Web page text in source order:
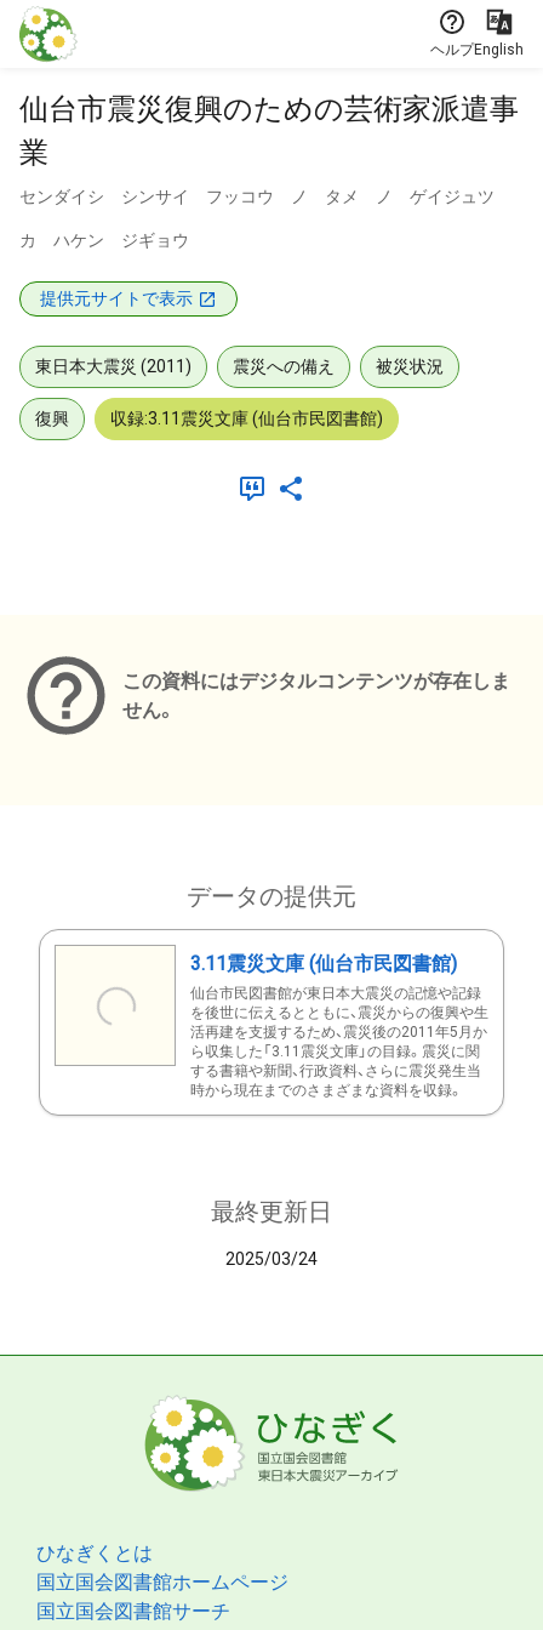
本文に飛ぶ
ヘルプEnglish
仙台市震災復興のための芸術家派遣事
業
センダイシ シンサイ フッコウ ノ タメ ノ ゲイジュツ
カ ハケン ジギョウ
提供元サイトで表示
東日本大震災 (2011) 震災への備え 被災状況
復興 収録:3.11震災文庫 (仙台市民図書館)
この資料にはデジタルコンテンツが存在しま
せん。
データの提供元
3.11震災文庫 (仙台市民図書館)
仙台市民図書館が東日本大震災の記憶や記録
を後世に伝えるとともに、震災からの復興や生
活再建を支援するため、震災後の2011年5月か
ら収集した「3.11震災文庫」の目録。震災に関
する書籍や新聞、行政資料、さらに震災発生当
時から現在までのさまざまな資料を収録。
最終更新日
2025/03/24
ひなぎくとは
国立国会図書館ホームページ
国立国会図書館サーチ